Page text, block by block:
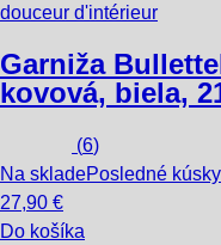
douceur d'intérieur
Garniža Bullette
kovová, biela,
(6)
Na skladePosledné kúsky
27,90 €
Do košíka